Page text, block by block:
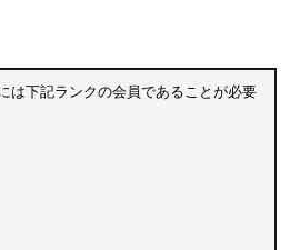
は下記ランクの会員であることが必要